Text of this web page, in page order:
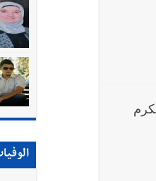
رجل الاعمال الاماراتي خلف الحبتور : 112 شهيداً شُيّعوا في ‫غزة‬ بعد أن بقوا